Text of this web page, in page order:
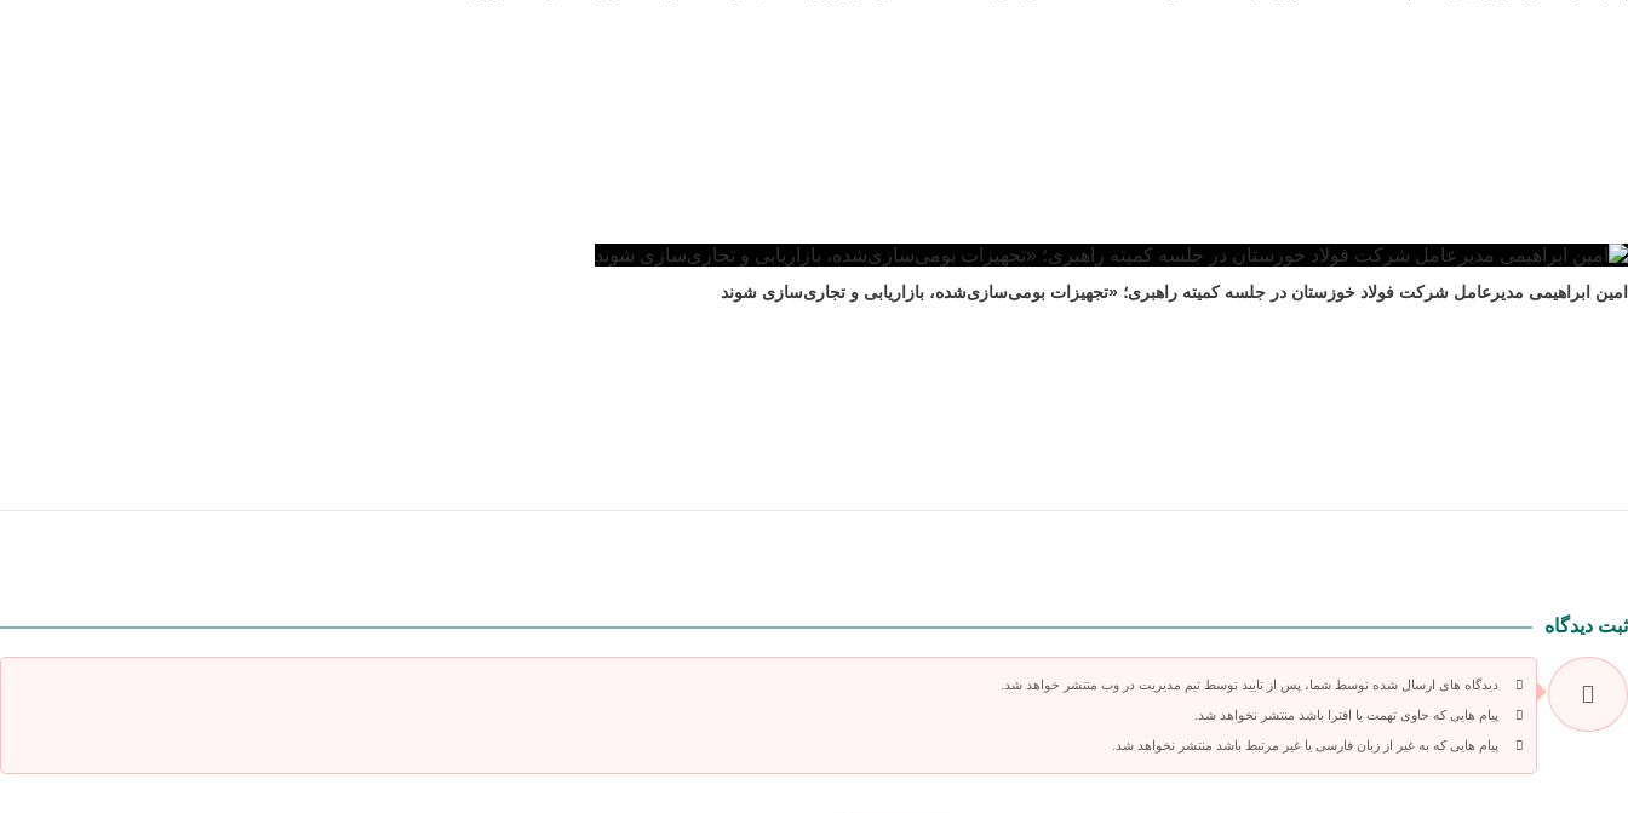
امین ابراهیمی مدیرعامل شرکت فولاد خوزستان در جلسه کمیته راهبری؛ «تجهیزات بومی‌سازی‌شده، بازاریابی و تجاری‌سازی شوند
ثبت دیدگاه
دیدگاه های ارسال شده توسط شما، پس از تایید توسط تیم مدیریت در وب منتشر خواهد شد.
پیام هایی که حاوی تهمت یا افترا باشد منتشر نخواهد شد.
پیام هایی که به غیر از زبان فارسی یا غیر مرتبط باشد منتشر نخواهد شد.